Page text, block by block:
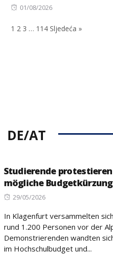
Posted
01/08/2026
1 2 3 … 114 Sljedeća »
DE/AT
Studierende
mögliche
Posted
29/05/2026
In Klagenfurt versammelten
rund 1.200 Personen vor der
Demonstrierenden wandten
im Hochschulbudget und...